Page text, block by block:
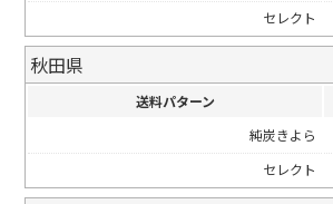
セレクト
秋田県
送料パターン
純炭きよら
セレクト